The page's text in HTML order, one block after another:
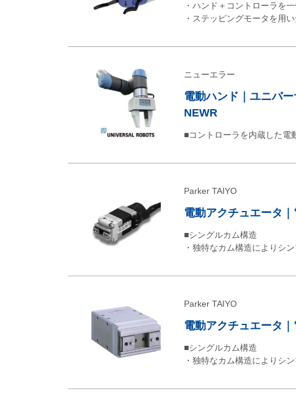
・ハンド＋コントローラを
・ステッピングモータを用
ニューエラー
電動ハンド｜ユニバ
NEWR
■コントローラを内蔵した電
Parker TAIYO
電動アクチュエータ
■シングルカム構造
・独特なカム構造によりシ
Parker TAIYO
電動アクチュエータ
■シングルカム構造
・独特なカム構造によりシ